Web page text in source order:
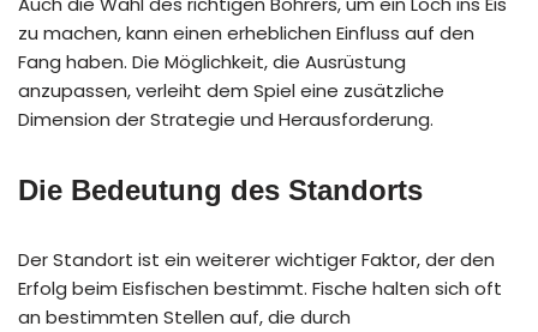
zu machen, kann einen erheblichen Einfluss auf den
Fang haben. Die Möglichkeit, die Ausrüstung
anzupassen, verleiht dem Spiel eine zusätzliche
Dimension der Strategie und Herausforderung.
Die Bedeutung des Standorts
Der Standort ist ein weiterer wichtiger Faktor, der den
Erfolg beim Eisfischen bestimmt. Fische halten sich oft
an bestimmten Stellen auf, die durch